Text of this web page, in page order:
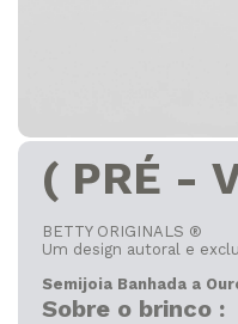
( PRÉ -
Argola
BETTY ORIGINALS ®
Um design autoral e
Semijoia Banhada a
Sobre o brinco :